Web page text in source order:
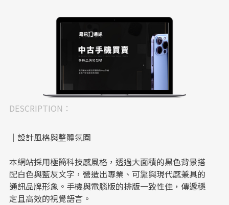
DESCRIPTION：
｜設計風格與整體氛圍
本網站採用極簡科技感風格，透過大面積的黑色背景搭
配白色與藍灰文字，營造出專業、可靠與現代感兼具的
通訊品牌形象。手機與電腦版的排版一致性佳，傳遞穩
定且高效的視覺語言。